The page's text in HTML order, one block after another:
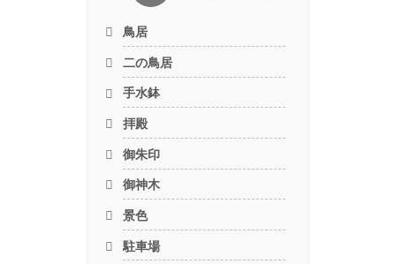
鳥居
二の鳥居
手水鉢
拝殿
御朱印
御神木
景色
駐車場